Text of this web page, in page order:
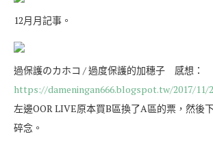
12月月記事。
過保護のカホコ / 過度保護的加穗子 感想：
https://dameningan666.blogspot.tw/2017/11/
左邊OOR LIVE原本買B區換了A區的票，然後
碎念。